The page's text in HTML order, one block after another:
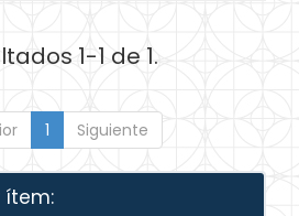
1-1 de 1.
1 Siguiente
ítem: